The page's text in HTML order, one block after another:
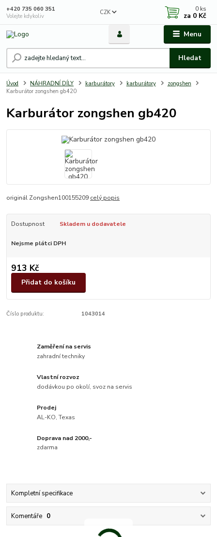
Menu
CZK
Hledat
+420 735 060 351
Volejte kdykoliv
0 ks
za 0 Kč
Úvod NÁHRADNÍ DÍLY karburátory karburátory
zongshen
Karburátor zongshen gb420
Karburátor zongshen gb420
originál Zongshen100155209 celý popis
Dostupnost Skladem u dodavatele
Nejsme plátci DPH
913 Kč
Přidat do košíku
Číslo produktu: 1043014
Zaměření na servis
zahradní techniky
Vlastní rozvoz
dodávkou po okolí, svoz na servis
Prodej
AL-KO, Texas
Doprava nad 2000,-
zdarma
Kompletní specifikace
Komentáře 0